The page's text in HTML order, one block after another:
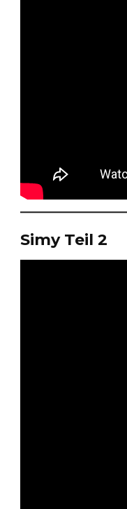
Simy Teil 2